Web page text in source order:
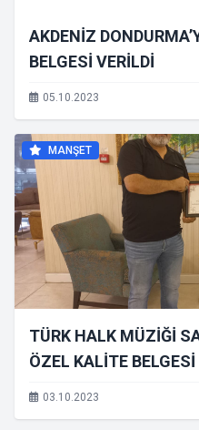
AKDENİZ
BELGESİ VERİLDİ
05.10.2023
MANŞET
TÜRK HALK MÜZİĞİ
ÖZEL KALİTE
03.10.2023